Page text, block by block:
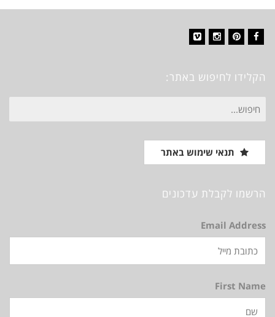
הקלידו לחיפוש באתר:
חיפוש
עבור:
תנאי שימוש באתר
הרשמו לקבלת עדכונים
Email Address
First Name